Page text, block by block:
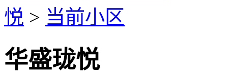
悦 > 当前小区
华盛珑悦